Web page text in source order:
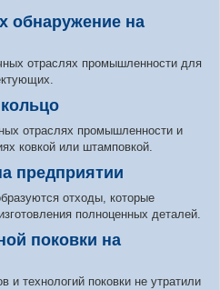
обнаружение на
отраслях промышленности для
отраслях промышленности и
ковкой или штамповкой.
предприятии
отходы, которые
полноценных деталей.
поковки на
технологий поковки не утратили